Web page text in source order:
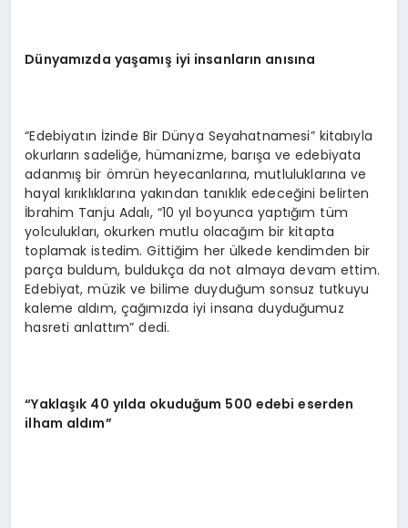
Dünyamızda yaşamış iyi insanların anısına
“Edebiyatın İzinde Bir Dünya Seyahatnamesi” kitabıyla
okurların sadeliğe, hümanizme, barışa ve edebiyata
adanmış bir ömrün heyecanlarına, mutluluklarına ve
hayal kırıklıklarına yakından tanıklık edeceğini belirten
İbrahim Tanju Adalı, “10 yıl boyunca yaptığım tüm
yolculukları, okurken mutlu olacağım bir kitapta
toplamak istedim. Gittiğim her ülkede kendimden bir
parça buldum, buldukça da not almaya devam ettim.
Edebiyat, müzik ve bilime duyduğum sonsuz tutkuyu
kaleme aldım, çağımızda iyi insana duyduğumuz
hasreti anlattım” dedi.
“Yaklaşık 40 yılda okuduğum 500 edebi eserden
ilham aldım”